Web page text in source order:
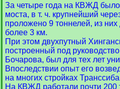
[
q
]
За четыре года на КВЖД
моста, в т. ч. крупнейший
проложено 9 тоннелей, из
более 3 км.
При этом двухпутный
построенный под
Бочарова, был для тех лет
Впоследствии опыт его
на многих стройках
На КВЖД работали почти 200